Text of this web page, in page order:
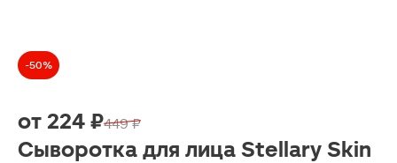
-50%
от 224 ₽449 ₽
Сыворотка для лица Stellary Skin